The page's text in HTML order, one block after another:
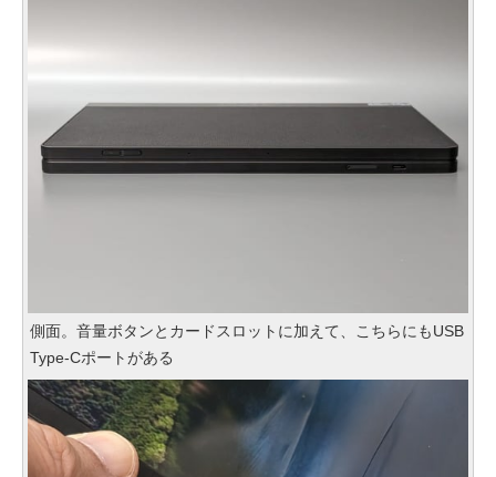
側面。音量ボタンとカードスロットに加えて、こちらにもUSB
Type-Cポートがある